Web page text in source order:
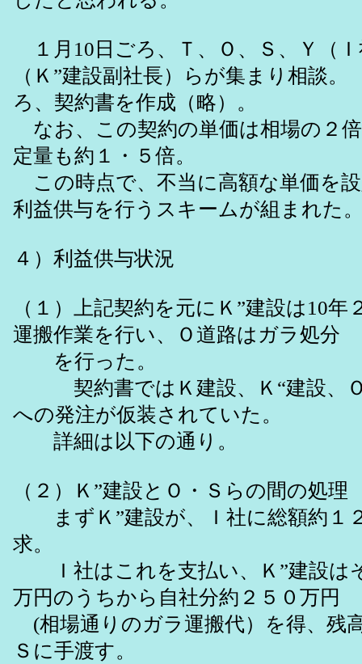
１月10日ごろ、Ｔ、Ｏ、Ｓ、Ｙ（
（Ｋ”建設副社長）らが集まり相談
ろ、契約書を作成（略）。
なお、この契約の単価は相場の２
定量も約１・５倍。
この時点で、不当に高額な単価を
利益供与を行うスキームが組まれた
４）利益供与状況
（１）上記契約を元にＫ”建設は10年
運搬作業を行い、Ｏ道路はガラ処分
を行った。
契約書ではＫ建設、Ｋ“建設、Ｏ
への発注が仮装されていた。
詳細は以下の通り。
（２）Ｋ”建設とＯ・Ｓらの間の処理
まずＫ”建設が、Ｉ社に総額約１
求。
Ｉ社はこれを支払い、Ｋ”建設は
万円のうちから自社分約２５０万円
(相場通りのガラ運搬代）を得、残
Ｓに手渡す。